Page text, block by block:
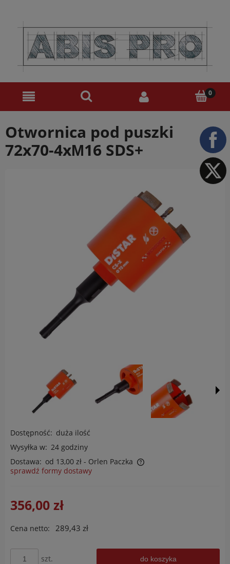
Otwornica pod puszki
72x70-4xМ16 SDS+
Dostępność: duża ilość
Wysyłka w: 24 godziny
Dostawa: od 13,00 zł - Orlen Paczka
Cena nie zawiera ewentualnych kosztów płatności
sprawdź formy dostawy
356,00 zł
Cena netto: 289,43 zł
szt. do koszyka